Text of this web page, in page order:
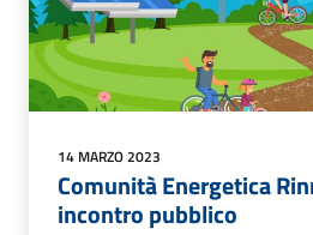
14 MARZO 2023
Comunità Energetica
incontro pubblico